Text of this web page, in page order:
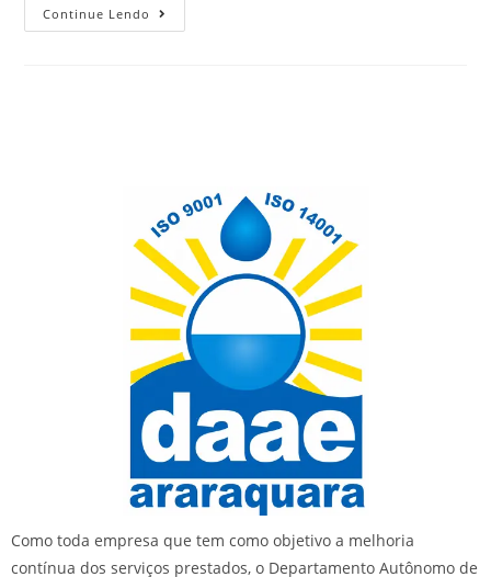
Continue Lendo
Como toda empresa que tem como objetivo a melhoria
contínua dos serviços prestados, o Departamento Autônomo de